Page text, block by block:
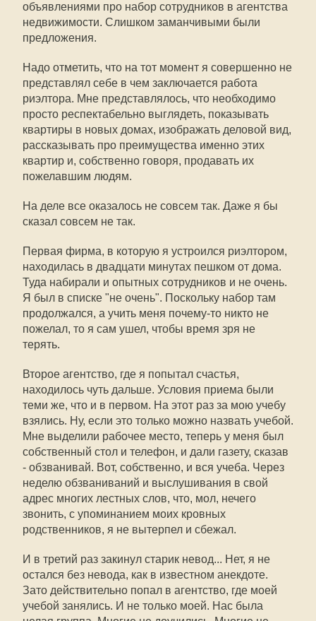
объявлениями про набор сотрудников в агентства
недвижимости. Слишком заманчивыми были
предложения.
Надо отметить, что на тот момент я совершенно не
представлял себе в чем заключается работа
риэлтора. Мне представлялось, что необходимо
просто респектабельно выглядеть, показывать
квартиры в новых домах, изображать деловой вид,
рассказывать про преимущества именно этих
квартир и, собственно говоря, продавать их
пожелавшим людям.
На деле все оказалось не совсем так. Даже я бы
сказал совсем не так.
Первая фирма, в которую я устроился риэлтором,
находилась в двадцати минутах пешком от дома.
Туда набирали и опытных сотрудников и не очень.
Я был в списке "не очень". Поскольку набор там
продолжался, а учить меня почему-то никто не
пожелал, то я сам ушел, чтобы время зря не
терять.
Второе агентство, где я попытал счастья,
находилось чуть дальше. Условия приема были
теми же, что и в первом. На этот раз за мою учебу
взялись. Ну, если это только можно назвать учебой.
Мне выделили рабочее место, теперь у меня был
собственный стол и телефон, и дали газету, сказав
- обзванивай. Вот, собственно, и вся учеба. Через
неделю обзваниваний и выслушивания в свой
адрес многих лестных слов, что, мол, нечего
звонить, с упоминанием моих кровных
родственников, я не вытерпел и сбежал.
И в третий раз закинул старик невод... Нет, я не
остался без невода, как в известном анекдоте.
Зато действительно попал в агентство, где моей
учебой занялись. И не только моей. Нас была